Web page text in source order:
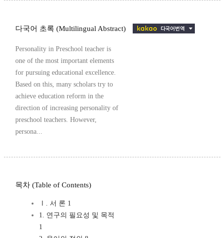
다국어 초록 (Multilingual Abstract)
Personality in Preschool teacher is
one of the most important elements
for pursuing educational excellence.
Based on this, many scholars try to
achieve education reform in the
direction of increasing personality of
preschool teachers. However,
persona...
목차 (Table of Contents)
Ⅰ. 서 론 1
1. 연구의 필요성 및 목적
1